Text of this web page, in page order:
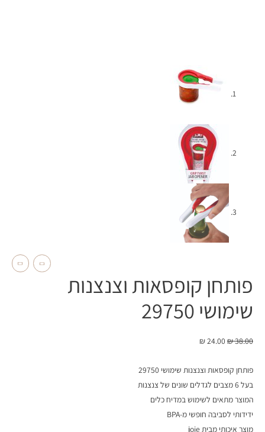
פותחן קופסאות וצנצנות
שימושי 29750
₪38.00
₪24.00
פותחן קופסאות וצנצנות שימושי 29750
בעל 6 מצבים לגדלים שונים של צנצנות
המוצר מתאים לשימוש במדיח כלים
ידידותי לסביבה חופשי מ-BPA
מוצר איכותי מבית joie